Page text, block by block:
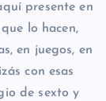
presente en
lo hacen,
en juegos, en
con esas
de sexto y